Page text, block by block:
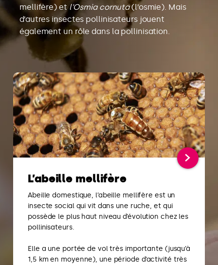
mellifère) etl’Osmia cornuta(l’osmie). Mais
d’autres insectes pollinisateurs jouent
également un rôle dans la pollinisation.
L’abeille mellifère
Abeille domestique, l’abeille mellifère est un
insecte social qui vit dans une ruche, et qui
possède le plus haut niveau d’évolution chez les
pollinisateurs.
Elle a une portée de vol très importante (jusqu’à
1,5 km en moyenne), une période d’activité très